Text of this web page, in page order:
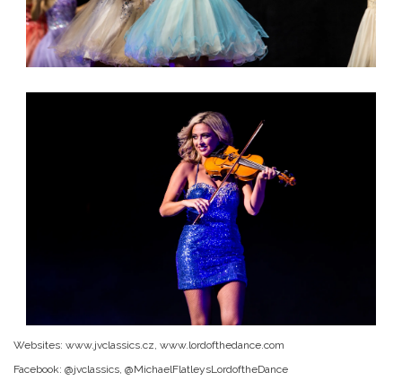
Websites: www.jvclassics.cz, www.lordofthedance.com
Facebook: @jvclassics, @MichaelFlatleysLordoftheDance